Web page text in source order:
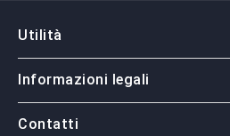
Utilità
Informazioni legali
Contatti